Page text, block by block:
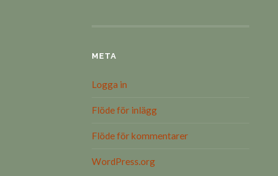
META
Logga in
Flöde för inlägg
Flöde för kommentarer
WordPress.org